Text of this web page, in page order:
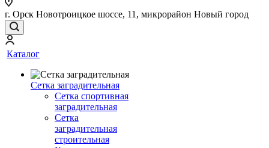
г. Орск Новотроицкое шоссе, 11, микрорайон Новый город
Каталог
Сетка заградительная
Сетка спортивная
заградительная
Сетка
заградительная
строительная